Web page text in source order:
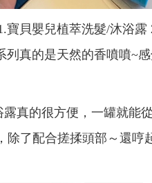
寶貝嬰兒植萃洗髮/沐浴露
列真的是天然的香噴噴~
露真的很方便，一罐就能
了配合搓揉頭部～還哼